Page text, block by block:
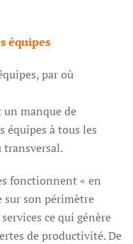
équipes
par où
manque de
équipes à tous les
transversal.
fonctionnent « en
sur son périmètre
ce qui génère
de productivité. De